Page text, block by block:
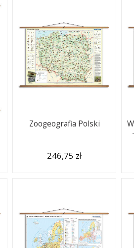
Zoogeografia Polski
246,75 zł